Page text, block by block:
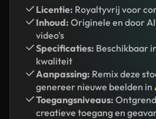
Licentie: Royaltyvrij voor
Inhoud: Originele en door
video's
Specificaties: Beschikbaar
kwaliteit
Aanpassing: Remix deze
genereer nieuwe beelden in
Toegangsniveaus:
creatieve toegang en